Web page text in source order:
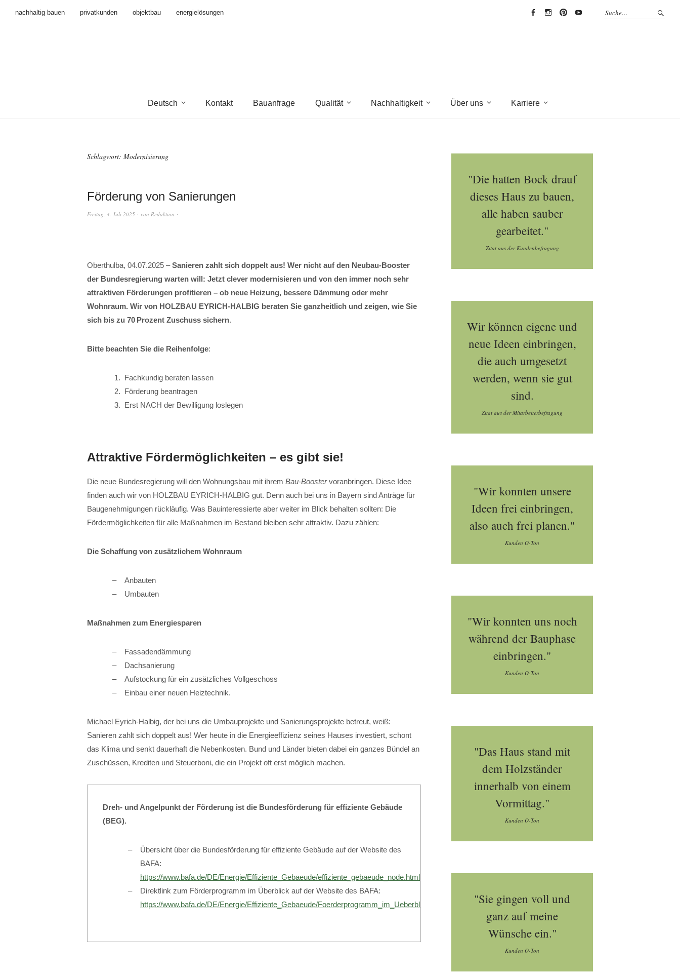
nachhaltig bauen privatkunden objektbau
energielösungen
Deutsch Kontakt Bauanfrage Qualität Nachhaltigkeit Über uns Karriere
Schlagwort: Modernisierung
Förderung von Sanierungen
Freitag, 4. Juli 2025 von Redaktion
Oberthulba, 04.07.2025 –Sanieren zahlt sich doppelt aus! Wer nicht auf den Neubau-Booster
der Bundesregierung warten will: Jetzt clever modernisieren und von den immer noch sehr
attraktiven Förderungen profitieren – ob neue Heizung, bessere Dämmung oder mehr
Wohnraum. Wir von HOLZBAU EYRICH-HALBIG beraten Sie ganzheitlich und zeigen, wie Sie
sich bis zu 70 Prozent Zuschuss sichern.
Bitte beachten Sie die Reihenfolge:
Fachkundig beraten lassen
Förderung beantragen
Erst NACH der Bewilligung loslegen
Attraktive Fördermöglichkeiten – es gibt sie!
Die neue Bundesregierung will den Wohnungsbau mit ihrem Bau-Boostervoranbringen. Diese Idee
finden auch wir von HOLZBAU EYRICH-HALBIG gut. Denn auch bei uns in Bayern sind Anträge für
Baugenehmigungen rückläufig. Was Bauinteressierte aber weiter im Blick behalten sollten: Die
Fördermöglichkeiten für alle Maßnahmen im Bestand bleiben sehr attraktiv. Dazu zählen:
Die Schaffung von zusätzlichem Wohnraum
Anbauten
Umbauten
Maßnahmen zum Energiesparen
Fassadendämmung
Dachsanierung
Aufstockung für ein zusätzliches Vollgeschoss
Einbau einer neuen Heiztechnik.
Michael Eyrich-Halbig, der bei uns die Umbauprojekte und Sanierungsprojekte betreut, weiß:
Sanieren zahlt sich doppelt aus! Wer heute in die Energieeffizienz seines Hauses investiert, schont
das Klima und senkt dauerhaft die Nebenkosten. Bund und Länder bieten dabei ein ganzes Bündel an
Zuschüssen, Krediten und Steuerboni, die ein Projekt oft erst möglich machen.
Dreh- und Angelpunkt der Förderung ist die Bundesförderung für effiziente Gebäude
(BEG).
Übersicht über die Bundesförderung für effiziente Gebäude auf der Website des
BAFA:
https://www.bafa.de/DE/Energie/Effiziente_Gebaeude/effiziente_gebaeude_node.html
Direktlink zum Förderprogramm im Überblick auf der Website des BAFA:
https://www.bafa.de/DE/Energie/Effiziente_Gebaeude/Foerderprogramm_im_Ueberblick/foerderprogramm_im_ueberblick_node.html
"Die hatten Bock drauf
dieses Haus zu bauen,
alle haben sauber
gearbeitet."
Zitat aus der Kundenbefragung
Wir können eigene und
neue Ideen einbringen,
die auch umgesetzt
werden, wenn sie gut
sind.
Zitat aus der Mitarbeiterbefragung
"Wir konnten unsere
Ideen frei einbringen,
also auch frei planen."
Kunden O-Ton
"Wir konnten uns noch
während der Bauphase
einbringen."
Kunden O-Ton
"Das Haus stand mit
dem Holzständer
innerhalb von einem
Vormittag."
Kunden O-Ton
"Sie gingen voll und
ganz auf meine
Wünsche ein."
Kunden O-Ton